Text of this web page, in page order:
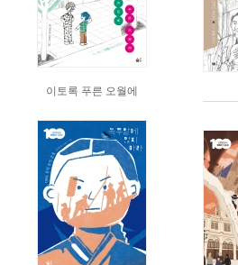
이토록 푸른 오월에